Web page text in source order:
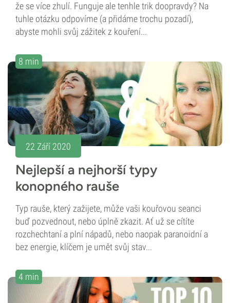
že se více zhulí. Funguje ale tenhle trik doopravdy? Na
tuhle otázku odpovíme (a přidáme trochu pozadí),
abyste mohli svůj zážitek z kouření...
8 min
22 Září 2020
Nejlepší a nejhorší typy
konopného rauše
Typ rauše, který zažijete, může vaši kouřovou seanci
buď pozvednout, nebo úplně zkazit. Ať už se cítíte
rozchechtaní a plní nápadů, nebo naopak paranoidní a
bez energie, klíčem je umět svůj stav...
4 min